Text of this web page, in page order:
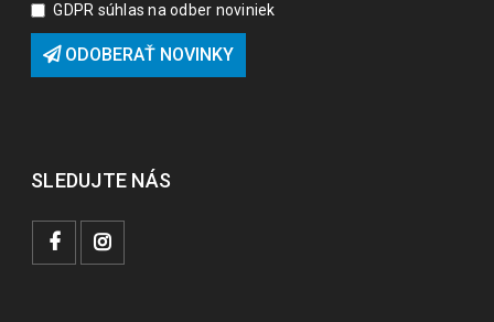
GDPR súhlas na odber noviniek
ODOBERAŤ NOVINKY
SLEDUJTE NÁS